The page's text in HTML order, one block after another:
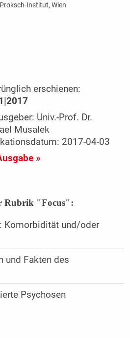
Institut, Wien
erschienen:
Univ.-Prof. Dr.
Musalek
2017-04-03
»
Rubrik "Focus":
Komorbidität und/oder
und Fakten des
Psychosen